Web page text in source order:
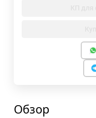
Обзор